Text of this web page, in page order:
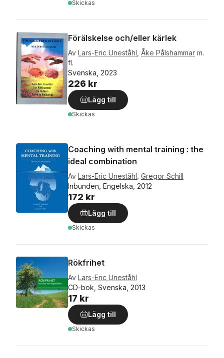
Skickas
Förälskelse och/eller kärlek
Av Lars-Eric Uneståhl Åke Pålshammar m.
fl.
Svenska, 2023
226 kr
Lägg till
Skickas
Coaching with mental training : the
ideal combination
Av Lars-Eric Uneståhl Gregor Schill
Inbunden, Engelska, 2012
172 kr
Lägg till
Skickas
Rökfrihet
Av Lars-Eric Uneståhl
CD-bok, Svenska, 2013
17 kr
Lägg till
Skickas